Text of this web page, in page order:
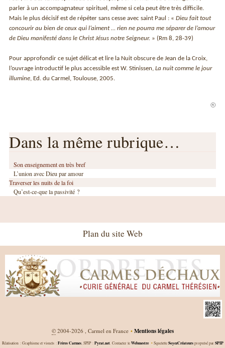
parler à un accompagnateur spirituel, même si cela peut être très difficile.
Mais le plus décisif est de répéter sans cesse avec saint Paul : «Dieu fait tout
concourir au bien de ceux qui l’aiment … rien ne pourra me séparer de l’amour
de Dieu manifesté dans le Christ Jésus notre Seigneur. » (Rm 8, 28-39)
Pour approfondir ce sujet délicat et lire la Nuit obscure de Jean de la Croix,
l’ouvrage introductif le plus accessible est W. Stinissen,La nuit comme le jour
illumine, Ed. du Carmel, Toulouse, 2005.
Dans la même rubrique…
Son enseignement en très bref
L’union avec Dieu par amour
Traverser les nuits de la foi
Qu’est-ce-que la passivité ?
Plan du site Web
©2004-2026 , Carmel en France • Mentions légales
Réalisation : Graphisme et visuels : Frères Carmes, SPIP : Pyrat.net. Contacter le Webmestre •Squelette SoyezCréateurspropulsé par SPIP